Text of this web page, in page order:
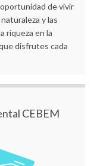
de vivir
y las
riqueza en la
disfrutes cada
CEBEM